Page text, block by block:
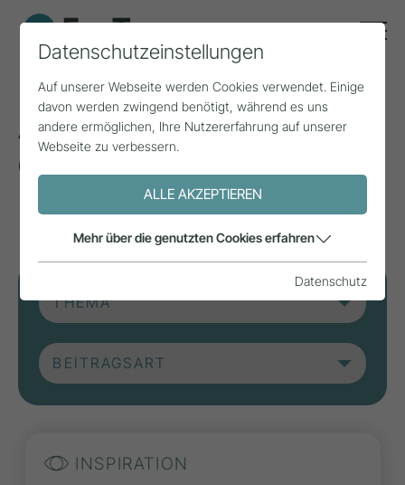
Aktuelle Beiträge aus
der Forschung, Praxis
und aus Projekten.
INSPIRATION
Datenschutzeinstellungen
Auf unserer Webseite werden Cookies verwendet. Einige
davon werden zwingend benötigt, während es uns
andere ermöglichen, Ihre Nutzererfahrung auf unserer
Webseite zu verbessern.
ALLE AKZEPTIEREN
Mehr über die genutzten Cookies erfahren
Datenschutz